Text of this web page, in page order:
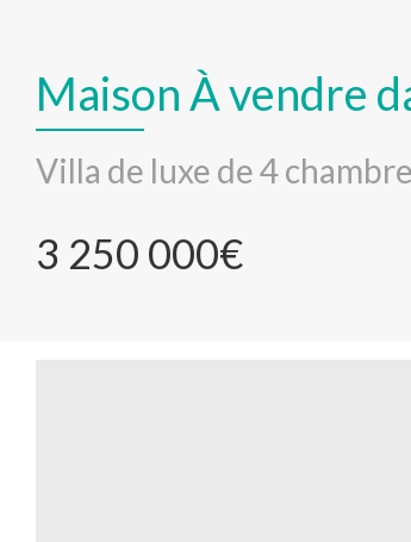
Maison À vendre
Villa de luxe de 4
3 250 000€